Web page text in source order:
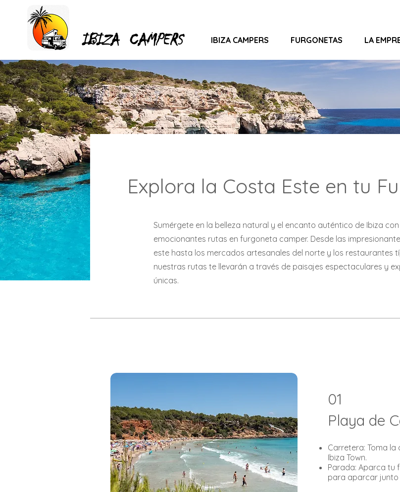
IBIZA CAMPERS IBIZA CAMPERS FURGONETAS LA
Explora la Costa Este en tu
Sumérgete en la belleza natural y el encanto auténtico de Ibiza
emocionantes rutas en furgoneta camper. Desde las
este hasta los mercados artesanales del norte y los restaurantes
nuestras rutas te llevarán a través de paisajes espectaculares y
únicas.
01
Playa de
Carretera: Toma la
Ibiza Town.
Parada: Aparca tu
para aparcar junto